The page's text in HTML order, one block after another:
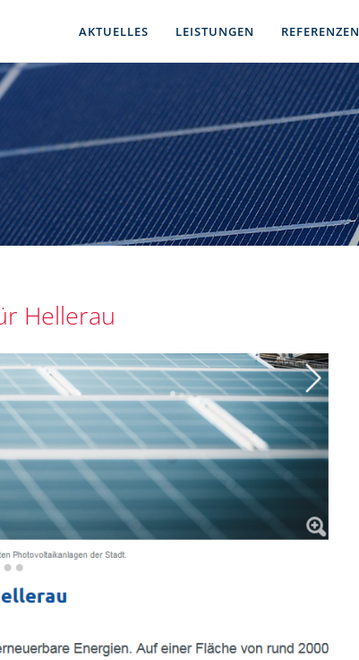
AKTUELLES LEISTUNGEN REFERENZEN
Hellerau